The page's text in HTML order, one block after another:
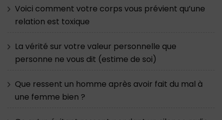
Voici comment votre corps vous prévient qu’une
relation est toxique
La vérité sur votre valeur personnelle que
personne ne vous dit (estime de soi)
Que ressent un homme après avoir fait du mal à
une femme bien ?